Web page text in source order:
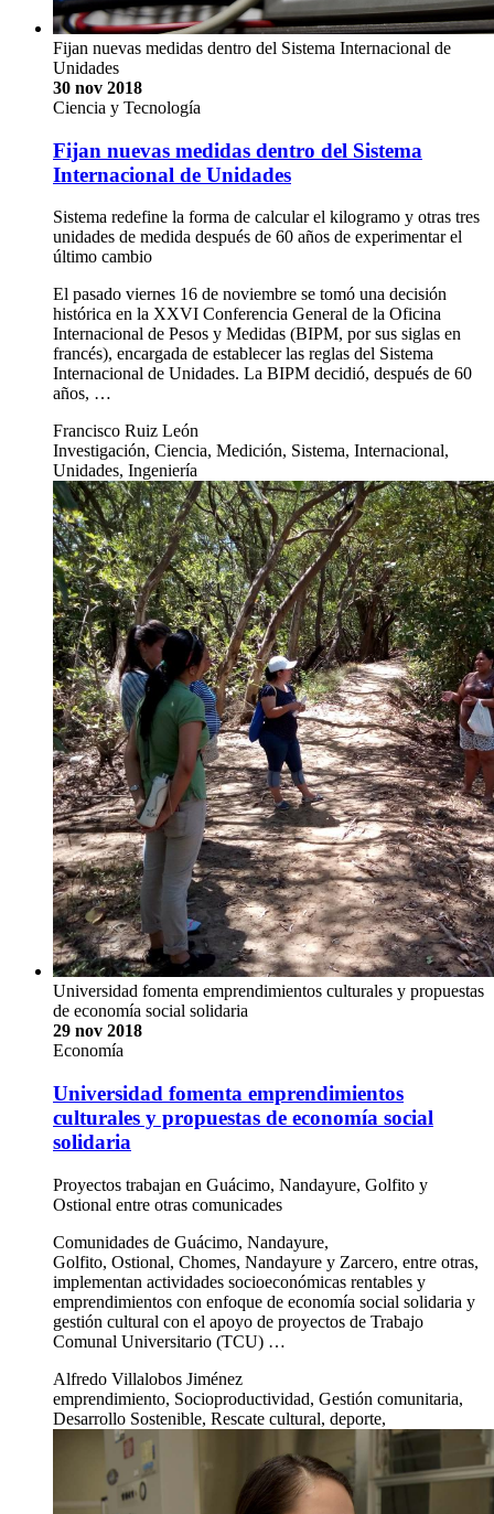
Fijan nuevas medidas dentro del Sistema Internacional de
Unidades
30 nov 2018
Ciencia y Tecnología
Fijan nuevas medidas dentro del Sistema
Internacional de Unidades
Sistema redefine la forma de calcular el kilogramo y otras tres
unidades de medida después de 60 años de experimentar el
último cambio
El pasado viernes 16 de noviembre se tomó una decisión
histórica en la XXVI Conferencia General de la Oficina
Internacional de Pesos y Medidas (BIPM, por sus siglas en
francés), encargada de establecer las reglas del Sistema
Internacional de Unidades. La BIPM decidió, después de 60
años, …
Francisco Ruiz León
Investigación, Ciencia, Medición, Sistema, Internacional,
Unidades, Ingeniería
Universidad fomenta emprendimientos culturales y propuestas
de economía social solidaria
29 nov 2018
Economía
Universidad fomenta emprendimientos
culturales y propuestas de economía social
solidaria
Proyectos trabajan en Guácimo, Nandayure, Golfito y
Ostional entre otras comunicades
Comunidades de Guácimo, Nandayure,
Golfito, Ostional, Chomes, Nandayure y Zarcero, entre otras,
implementan actividades socioeconómicas rentables y
emprendimientos con enfoque de economía social solidaria y
gestión cultural con el apoyo de proyectos de Trabajo
Comunal Universitario (TCU) …
Alfredo Villalobos Jiménez
emprendimiento, Socioproductividad, Gestión comunitaria,
Desarrollo Sostenible, Rescate cultural, deporte,